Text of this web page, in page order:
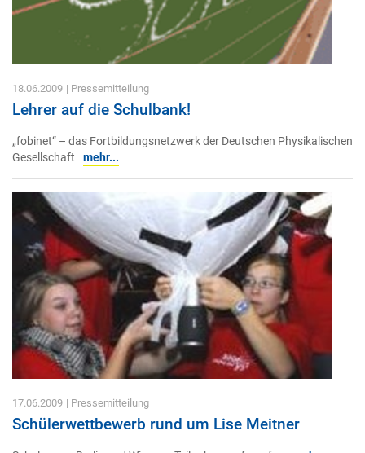
18.06.2009 | Pressemitteilung
Lehrer auf die Schulbank!
„fobinet“ – das Fortbildungsnetzwerk der Deutschen Physikalischen
Gesellschaft
mehr...
17.06.2009 | Pressemitteilung
Schülerwettbewerb rund um Lise Meitner